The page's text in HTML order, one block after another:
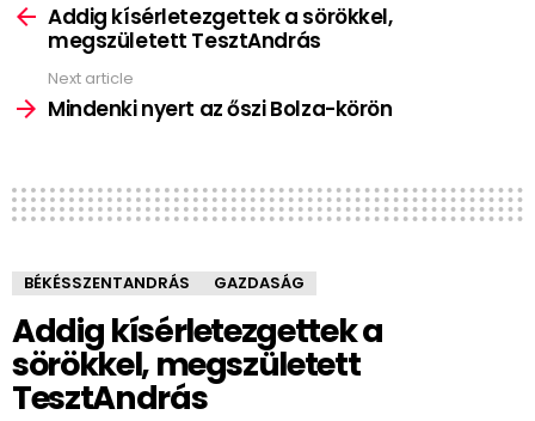
moreAddig kísérletezgettek a sörökkel,
megszületett TesztAndrás
Next article
Mindenki nyert az őszi Bolza-körön
BÉKÉSSZENTANDRÁS GAZDASÁG
Addig kísérletezgettek a
sörökkel, megszületett
TesztAndrás